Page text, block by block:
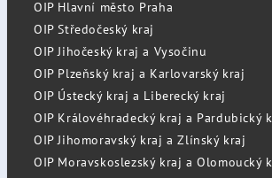
OIP Hlavní město Praha
OIP Středočeský kraj
OIP Jihočeský kraj a Vysočinu
OIP Plzeňský kraj a Karlovarský kraj
OIP Ústecký kraj a Liberecký kraj
OIP Královéhradecký kraj a Pardubický
OIP Jihomoravský kraj a Zlínský kraj
OIP Moravskoslezský kraj a Olomoucký